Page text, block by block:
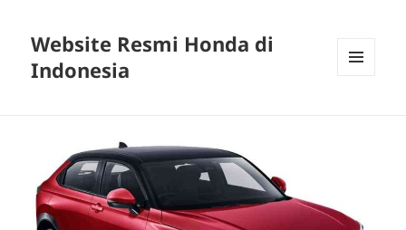
Website Resmi Honda di
Indonesia